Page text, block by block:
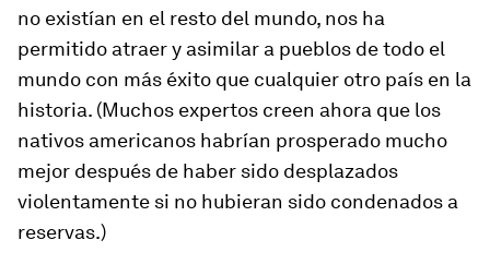
no existían en el resto del mundo, nos ha
permitido atraer y asimilar a pueblos de todo el
mundo con más éxito que cualquier otro país en la
historia. (Muchos expertos creen ahora que los
nativos americanos habrían prosperado mucho
mejor después de haber sido desplazados
violentamente si no hubieran sido condenados a
reservas.)